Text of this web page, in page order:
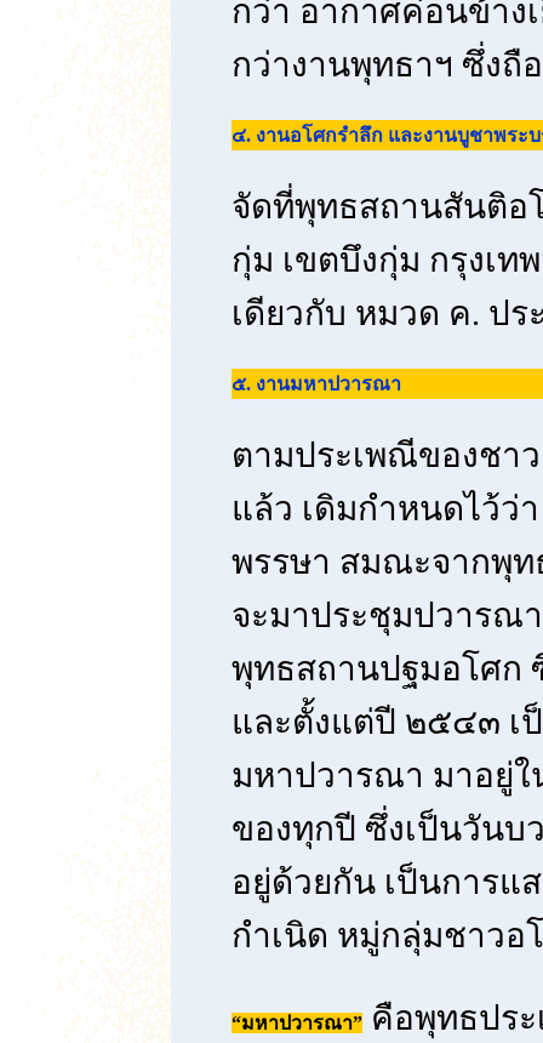
กว่า อากาศค่อนข้าง
กว่างานพุทธาฯ ซึ่งถื
๔. งานอโศกรำลึก และงานบูชาพระ
จัดที่พุทธสถานสันติอ
กุ่ม เขตบึงกุ่ม กรุงเท
เดียวกับ หมวด ค. ป
๕. งานมหาปวารณา
ตามประเพณีของชา
แล้ว เดิมกำหนดไว้ว่
พรรษา สมณะจากพุ
จะมาประชุมปวารณ
พุทธสถานปฐมอโศก
และตั้งแต่ปี ๒๕๔๓ เ
มหาปวารณา มาอยู่ใ
ของทุกปี ซึ่งเป็นวันบ
อยู่ด้วยกัน เป็นการ
กำเนิด หมู่กลุ่มชาวอ
“มหาปวารณา”คือพุทธประ